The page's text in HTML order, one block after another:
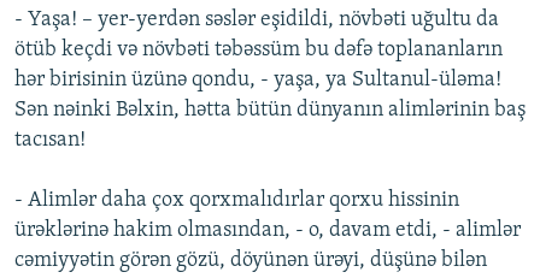
- Yaşa! – yer-yerdən səslər eşidildi, növbəti uğultu da
ötüb keçdi və növbəti təbəssüm bu dəfə toplananların
hər birisinin üzünə qondu, - yaşa, ya Sultanul-üləma!
Sən nəinki Bəlxin, hətta bütün dünyanın alimlərinin baş
tacısan!
- Alimlər daha çox qorxmalıdırlar qorxu hissinin
ürəklərinə hakim olmasından, - o, davam etdi, - alimlər
cəmiyyətin görən gözü, döyünən ürəyi, düşünə bilən